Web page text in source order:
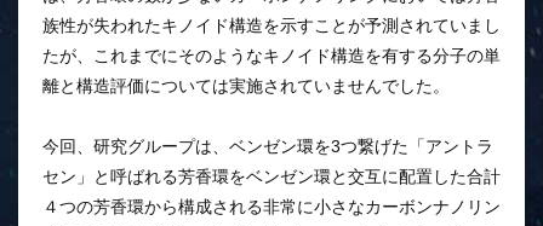
族性が失われたキノイド構造を示すことが予測されていまし
たが、これまでにそのようなキノイド構造を有する分子の単
離と構造評価については実施されていませんでした。
今回、研究グループは、ベンゼン環を3つ繋げた「アントラ
セン」と呼ばれる芳香環をベンゼン環と交互に配置した合計
４つの芳香環から構成される非常に小さなカーボンナノリン